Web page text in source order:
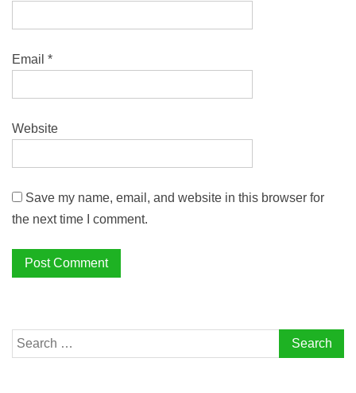
Email *
Website
Save my name, email, and website in this browser for
the next time I comment.
Search
for: